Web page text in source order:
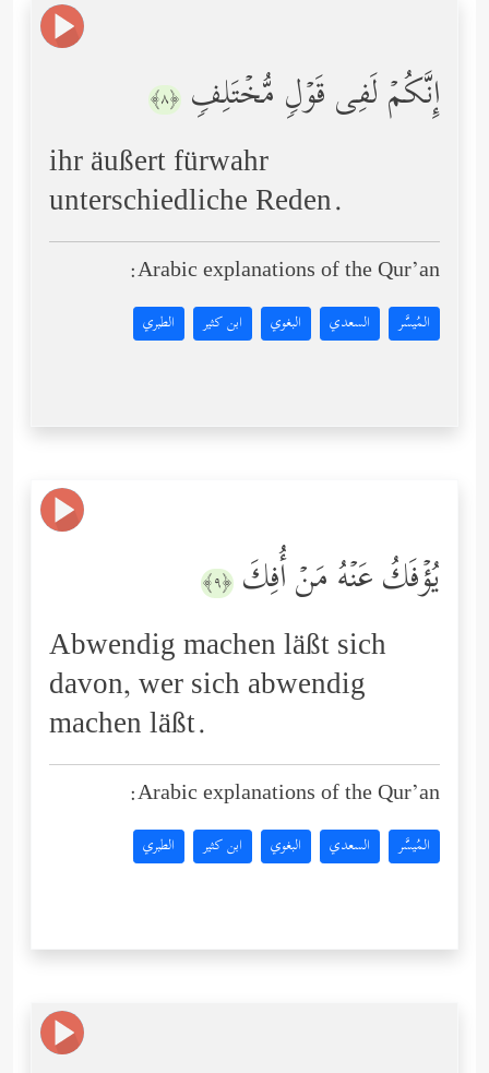
إِنَّكُمۡ لَفِی قَوۡلࣲ مُّخۡتَلِفࣲ ﴿٨﴾
ihr äußert fürwahr
unterschiedliche Reden.
Arabic explanations of the Qur’an:
المُيسَّر السعدي البغوي ابن كثير الطبري
یُؤۡفَكُ عَنۡهُ مَنۡ أُفِكَ ﴿٩﴾
Abwendig machen läßt sich
davon, wer sich abwendig
machen läßt.
Arabic explanations of the Qur’an:
المُيسَّر السعدي البغوي ابن كثير الطبري